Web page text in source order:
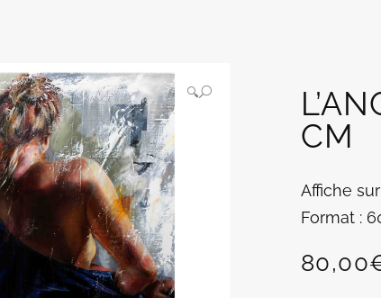
🔍
CM
Affiche
Format :
80,00